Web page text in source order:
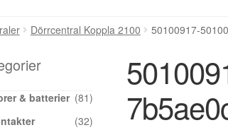
Dörrcentral Koppla 2100 50100917-
& batterier (81)
(32)